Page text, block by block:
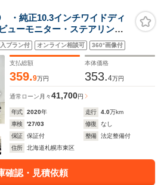
純正10.3インチワイドディ
ューモニター・ステアリング
ルーズコントロール・パーキ
ラインドスポットモニター・
プラン付 オンライン相談可 360°画像付
支払総額
359.9万円
本体価格
353.4万円
通常ローン 月々41,700円
年式 2020年 走行 4.0万km
車検
'27/03 修復
なし
保証
保証付 整備
法定整備付
住所
北海道札幌市東区
確認・見積依頼